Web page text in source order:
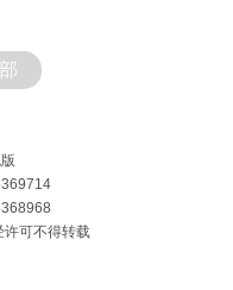
许可不得转载